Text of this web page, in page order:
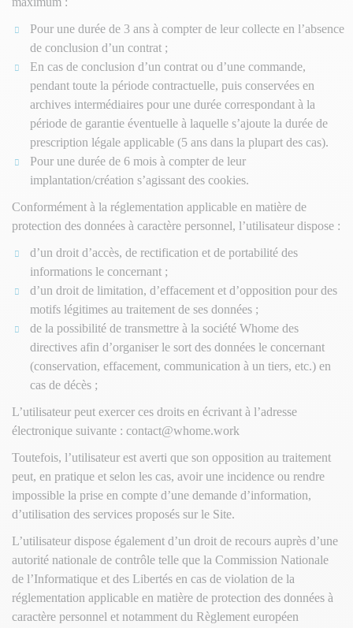
Pour une durée de 3 ans à compter de leur collecte en l’absence
de conclusion d’un contrat ;
En cas de conclusion d’un contrat ou d’une commande,
pendant toute la période contractuelle, puis conservées en
archives intermédiaires pour une durée correspondant à la
période de garantie éventuelle à laquelle s’ajoute la durée de
prescription légale applicable (5 ans dans la plupart des cas).
Pour une durée de 6 mois à compter de leur
implantation/création s’agissant des cookies.
Conformément à la réglementation applicable en matière de
protection des données à caractère personnel, l’utilisateur dispose :
d’un droit d’accès, de rectification et de portabilité des
informations le concernant ;
d’un droit de limitation, d’effacement et d’opposition pour des
motifs légitimes au traitement de ses données ;
de la possibilité de transmettre à la société Whome des
directives afin d’organiser le sort des données le concernant
(conservation, effacement, communication à un tiers, etc.) en
cas de décès ;
L’utilisateur peut exercer ces droits en écrivant à l’adresse
électronique suivante : contact@whome.work
Toutefois, l’utilisateur est averti que son opposition au traitement
peut, en pratique et selon les cas, avoir une incidence ou rendre
impossible la prise en compte d’une demande d’information,
d’utilisation des services proposés sur le Site.
L’utilisateur dispose également d’un droit de recours auprès d’une
autorité nationale de contrôle telle que la Commission Nationale
de l’Informatique et des Libertés en cas de violation de la
réglementation applicable en matière de protection des données à
caractère personnel et notamment du Règlement européen